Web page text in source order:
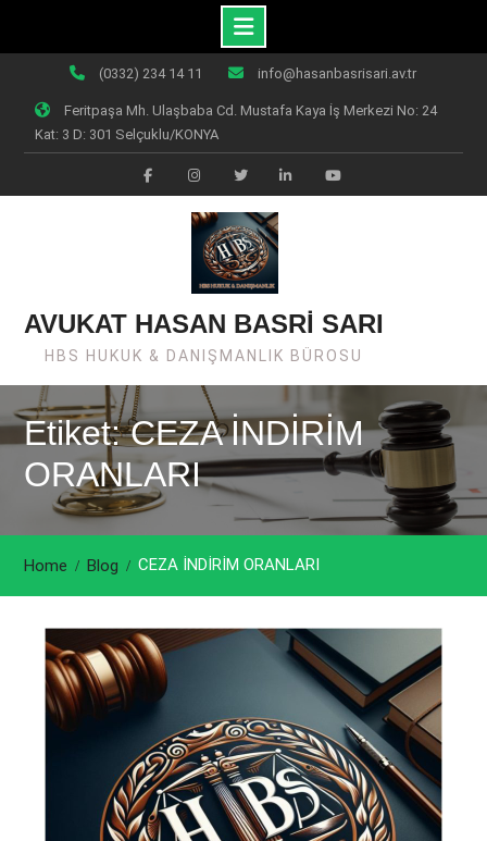
content
(0332) 234 14 11 info@hasanbasrisari.av.tr
Feritpaşa Mh. Ulaşbaba Cd. Mustafa Kaya İş Merkezi No: 24
Kat: 3 D: 301 Selçuklu/KONYA
FacebookInstagramTwiter LinkedinYoutube
AVUKAT HASAN BASRİ SARI
HBS HUKUK & DANIŞMANLIK BÜROSU
Etiket: CEZA İNDİRİM
ORANLARI
Home Blog CEZA İNDİRİM ORANLARI